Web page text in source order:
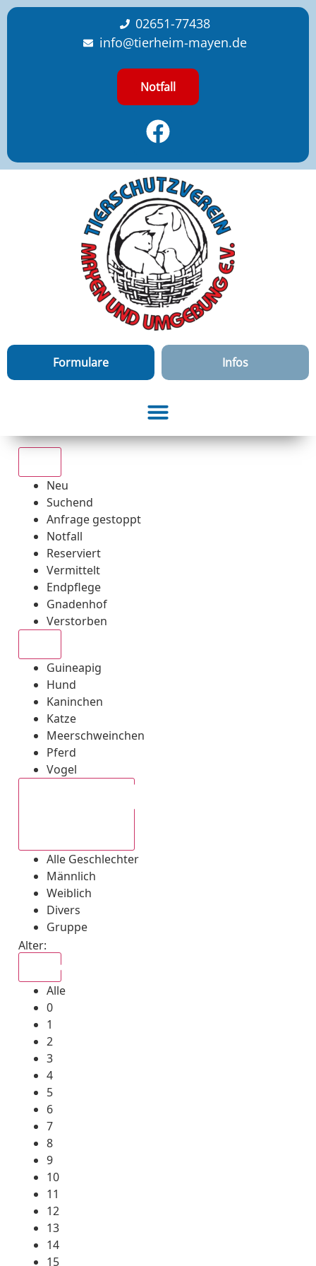
content
02651-77438
info@tierheim-mayen.de
Notfall
Formulare Infos
Neu
Suchend
Anfrage gestoppt
Notfall
Reserviert
Vermittelt
Endpflege
Gnadenhof
Verstorben
Guineapig
Hund
Kaninchen
Katze
Meerschweinchen
Pferd
Vogel
Alle Geschlechter
Männlich
Weiblich
Divers
Gruppe
Alter:
Alle
0
1
2
3
4
5
6
7
8
9
10
11
12
13
14
15